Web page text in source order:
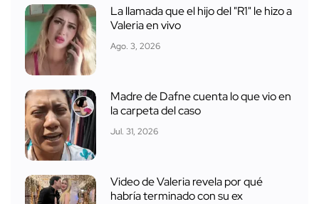
La llamada que el hijo del "R1" le hizo a
Valeria en vivo
Ago. 3, 2026
Madre de Dafne cuenta lo que vio en
la carpeta del caso
Jul. 31, 2026
Video de Valeria revela por qué
habría terminado con su ex